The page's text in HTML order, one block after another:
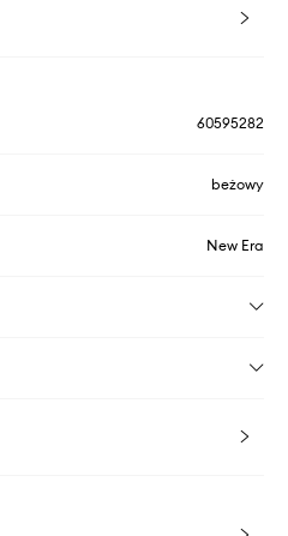
60595282
beżowy
New Era